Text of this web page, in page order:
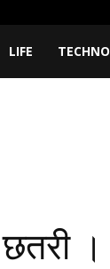
LIFE TECHNO
।